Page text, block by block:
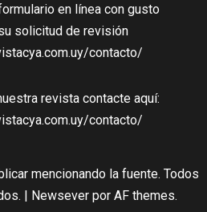
en línea con gusto
solicitud de revisión
contacto/
revista contacte aquí:
contacto/
mencionando la fuente. Todos
| Newsever por AF themes.